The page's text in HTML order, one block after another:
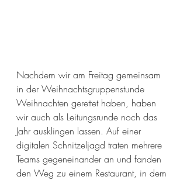
Nachdem wir am Freitag gemeinsam
in der Weihnachtsgruppenstunde
Weihnachten gerettet haben, haben
wir auch als Leitungsrunde noch das
Jahr ausklingen lassen. Auf einer
digitalen Schnitzeljagd traten mehrere
Teams gegeneinander an und fanden
den Weg zu einem Restaurant, in dem